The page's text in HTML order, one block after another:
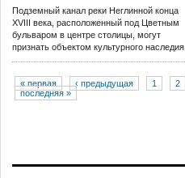
Подземный канал реки Неглинной конца
XVIII века, расположенный под Цветным
бульваром в центре столицы, могут
признать объектом культурного наследия.
« первая ‹ предыдущая 1 2
последняя »